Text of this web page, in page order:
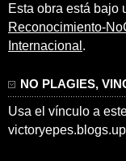
Esta obra está bajo
Reconocimiento-
Internacional .
NO PLAGIES,
Usa el vínculo a